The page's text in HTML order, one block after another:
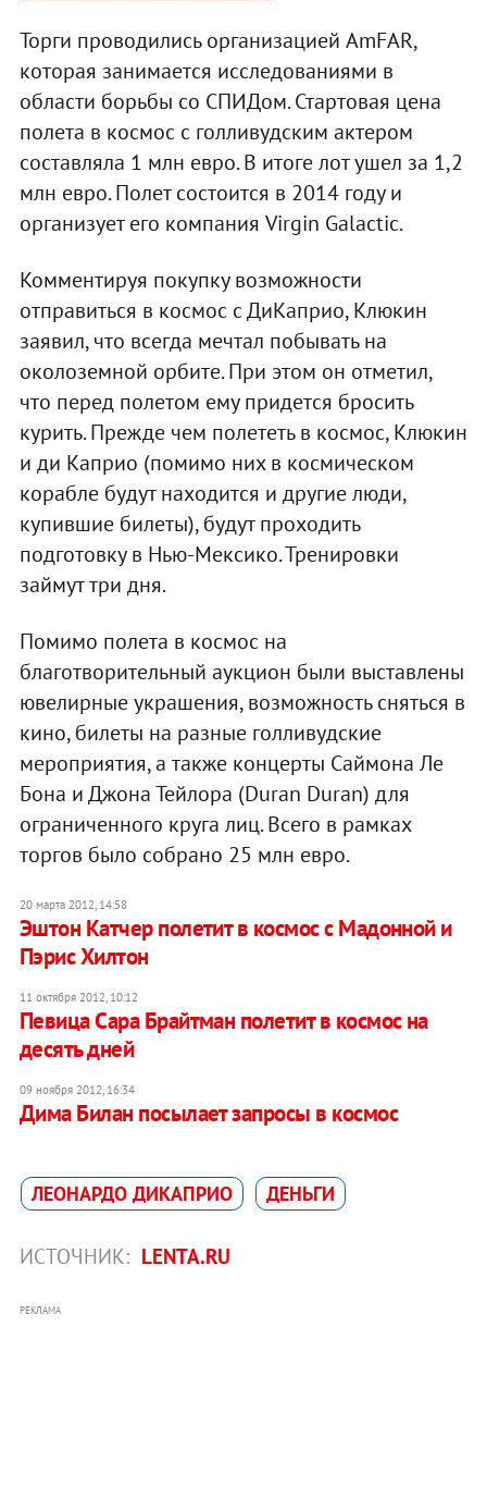
Торги проводились организацией AmFAR,
которая занимается исследованиями в
области борьбы со СПИДом. Стартовая цена
полета в космос с голливудским актером
составляла 1 млн евро. В итоге лот ушел за 1,2
млн евро. Полет состоится в 2014 году и
организует его компания Virgin Galactic.
Комментируя покупку возможности
отправиться в космос с ДиКаприо, Клюкин
заявил, что всегда мечтал побывать на
околоземной орбите. При этом он отметил,
что перед полетом ему придется бросить
курить. Прежде чем полететь в космос, Клюкин
и ди Каприо (помимо них в космическом
корабле будут находится и другие люди,
купившие билеты), будут проходить
подготовку в Нью-Мексико. Тренировки
займут три дня.
Помимо полета в космос на
благотворительный аукцион были выставлены
ювелирные украшения, возможность сняться в
кино, билеты на разные голливудские
мероприятия, а также концерты Саймона Ле
Бона и Джона Тейлора (Duran Duran) для
ограниченного круга лиц. Всего в рамках
торгов было собрано 25 млн евро.
20 марта 2012, 14:58
Эштон Катчер полетит в космос с Мадонной и
Пэрис Хилтон
11 октября 2012, 10:12
Певица Сара Брайтман полетит в космос на
десять дней
09 ноября 2012, 16:34
Дима Билан посылает запросы в космос
ЛЕОНАРДО ДИКАПРИО ДЕНЬГИ
ИСТОЧНИК: LENTA.RU
РЕКЛАМА